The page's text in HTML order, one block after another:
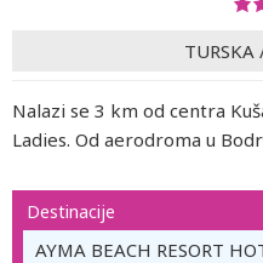
TURSKA
Nalazi se 3 km od centra
Ladies. Od aerodroma u
Destinacije
AYMA BEACH RESORT